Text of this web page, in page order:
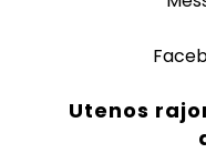
Utenos